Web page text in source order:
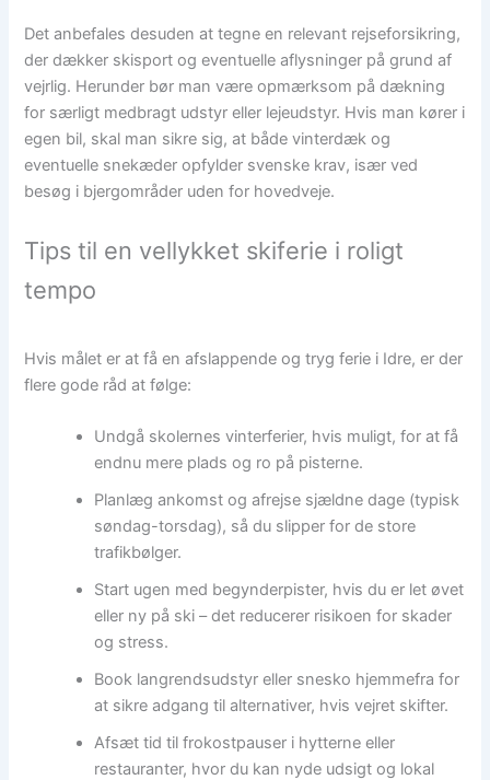
Det anbefales desuden at tegne en relevant rejseforsikring,
der dækker skisport og eventuelle aflysninger på grund af
vejrlig. Herunder bør man være opmærksom på dækning
for særligt medbragt udstyr eller lejeudstyr. Hvis man kører i
egen bil, skal man sikre sig, at både vinterdæk og
eventuelle snekæder opfylder svenske krav, især ved
besøg i bjergområder uden for hovedveje.
Tips til en vellykket skiferie i roligt
tempo
Hvis målet er at få en afslappende og tryg ferie i Idre, er der
flere gode råd at følge:
Undgå skolernes vinterferier, hvis muligt, for at få
endnu mere plads og ro på pisterne.
Planlæg ankomst og afrejse sjældne dage (typisk
søndag-torsdag), så du slipper for de store
trafikbølger.
Start ugen med begynderpister, hvis du er let øvet
eller ny på ski – det reducerer risikoen for skader
og stress.
Book langrendsudstyr eller snesko hjemmefra for
at sikre adgang til alternativer, hvis vejret skifter.
Afsæt tid til frokostpauser i hytterne eller
restauranter, hvor du kan nyde udsigt og lokal